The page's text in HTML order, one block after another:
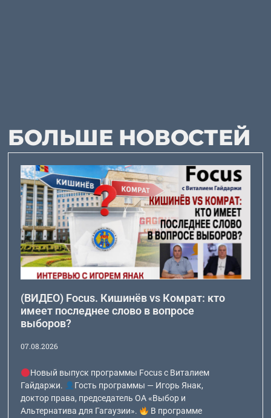
БОЛЬШЕ НОВОСТЕЙ
(ВИДЕО) Focus. Кишинёв vs Комрат: кто
имеет последнее слово в вопросе
выборов?
07.08.2026
Новый выпуск программы Focus с Виталием
Гайдаржи.
Гость программы — Игорь Янак,
доктор права, председатель ОА «Выбор и
Альтернатива для Гагаузии».
В программе